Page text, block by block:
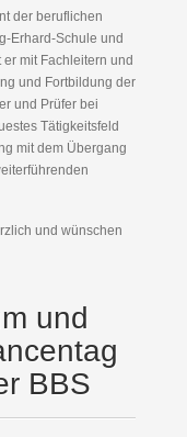
der beruflichen
Erhard-Schule und
mit Fachleitern und
und Fortbildung der
und Prüfer bei
Tätigkeitsfeld
mit dem Übergang
und wünschen
und
BBS